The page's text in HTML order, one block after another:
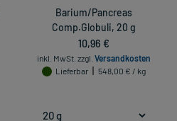
Barium/Pancreas
Comp.Globuli, 20 g
10,96 €
inkl. MwSt. zzgl. Versandkosten
Lieferbar
548,00 € / kg